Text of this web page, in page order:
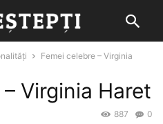
Femei celebre – Virginia
Virginia Haret
0
887